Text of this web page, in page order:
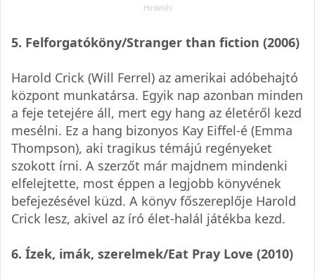
5. Felforgatóköny/Stranger than fiction (2006)
Harold Crick (Will Ferrel) az amerikai adóbehajtó
központ munkatársa. Egyik nap azonban minden
a feje tetejére áll, mert egy hang az életéről kezd
mesélni. Ez a hang bizonyos Kay Eiffel-é (Emma
Thompson), aki tragikus témájú regényeket
szokott írni. A szerzőt már majdnem mindenki
elfelejtette, most éppen a legjobb könyvének
befejezésével küzd. A könyv főszereplője Harold
Crick lesz, akivel az író élet-halál játékba kezd.
6. Ízek, imák, szerelmek/Eat Pray Love (2010)